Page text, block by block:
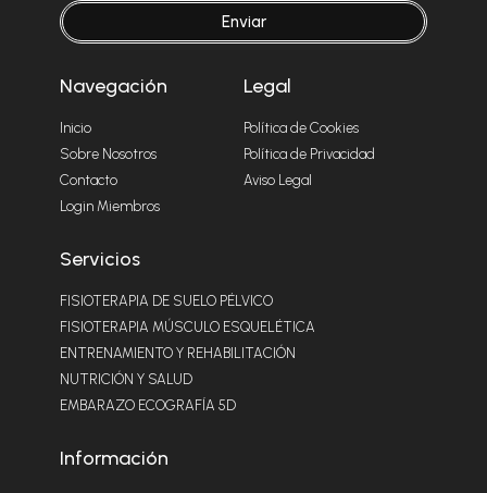
Enviar
Navegación
Inicio
Sobre Nosotros
Contacto
Login Miembros
Legal
Política de Cookies
Política de Privacidad
Aviso Legal
Servicios
FISIOTERAPIA DE SUELO PÉLVICO
FISIOTERAPIA MÚSCULO ESQUELÉTICA
ENTRENAMIENTO Y REHABILITACIÓN
NUTRICIÓN Y SALUD
EMBARAZO ECOGRAFÍA 5D
Información